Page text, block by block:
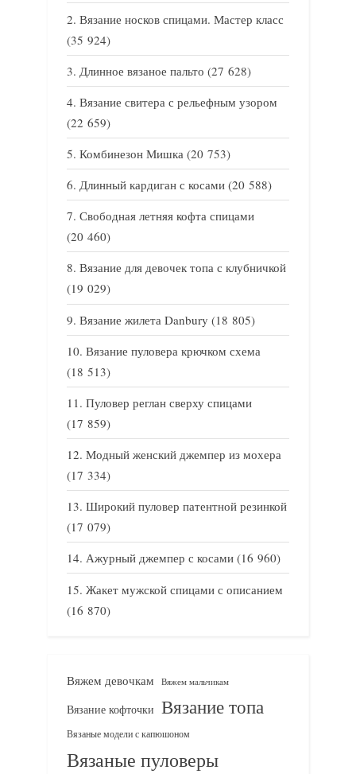
Вязание носков спицами. Мастер класс
(35 924)
Длинное вязаное пальто (27 628)
Вязание свитера с рельефным узором
(22 659)
Комбинезон Мишка (20 753)
Длинный кардиган с косами (20 588)
Свободная летняя кофта спицами
(20 460)
Вязание для девочек топа с клубничкой
(19 029)
Вязание жилета Danbury (18 805)
Вязание пуловера крючком схема
(18 513)
Пуловер реглан сверху спицами
(17 859)
Модный женский джемпер из мохера
(17 334)
Широкий пуловер патентной резинкой
(17 079)
Ажурный джемпер с косами (16 960)
Жакет мужской спицами с описанием
(16 870)
Вяжем девочкам Вяжем мальчикам
Вязание кофточки Вязание топа
Вязаные модели с капюшоном
Вязаные пуловеры